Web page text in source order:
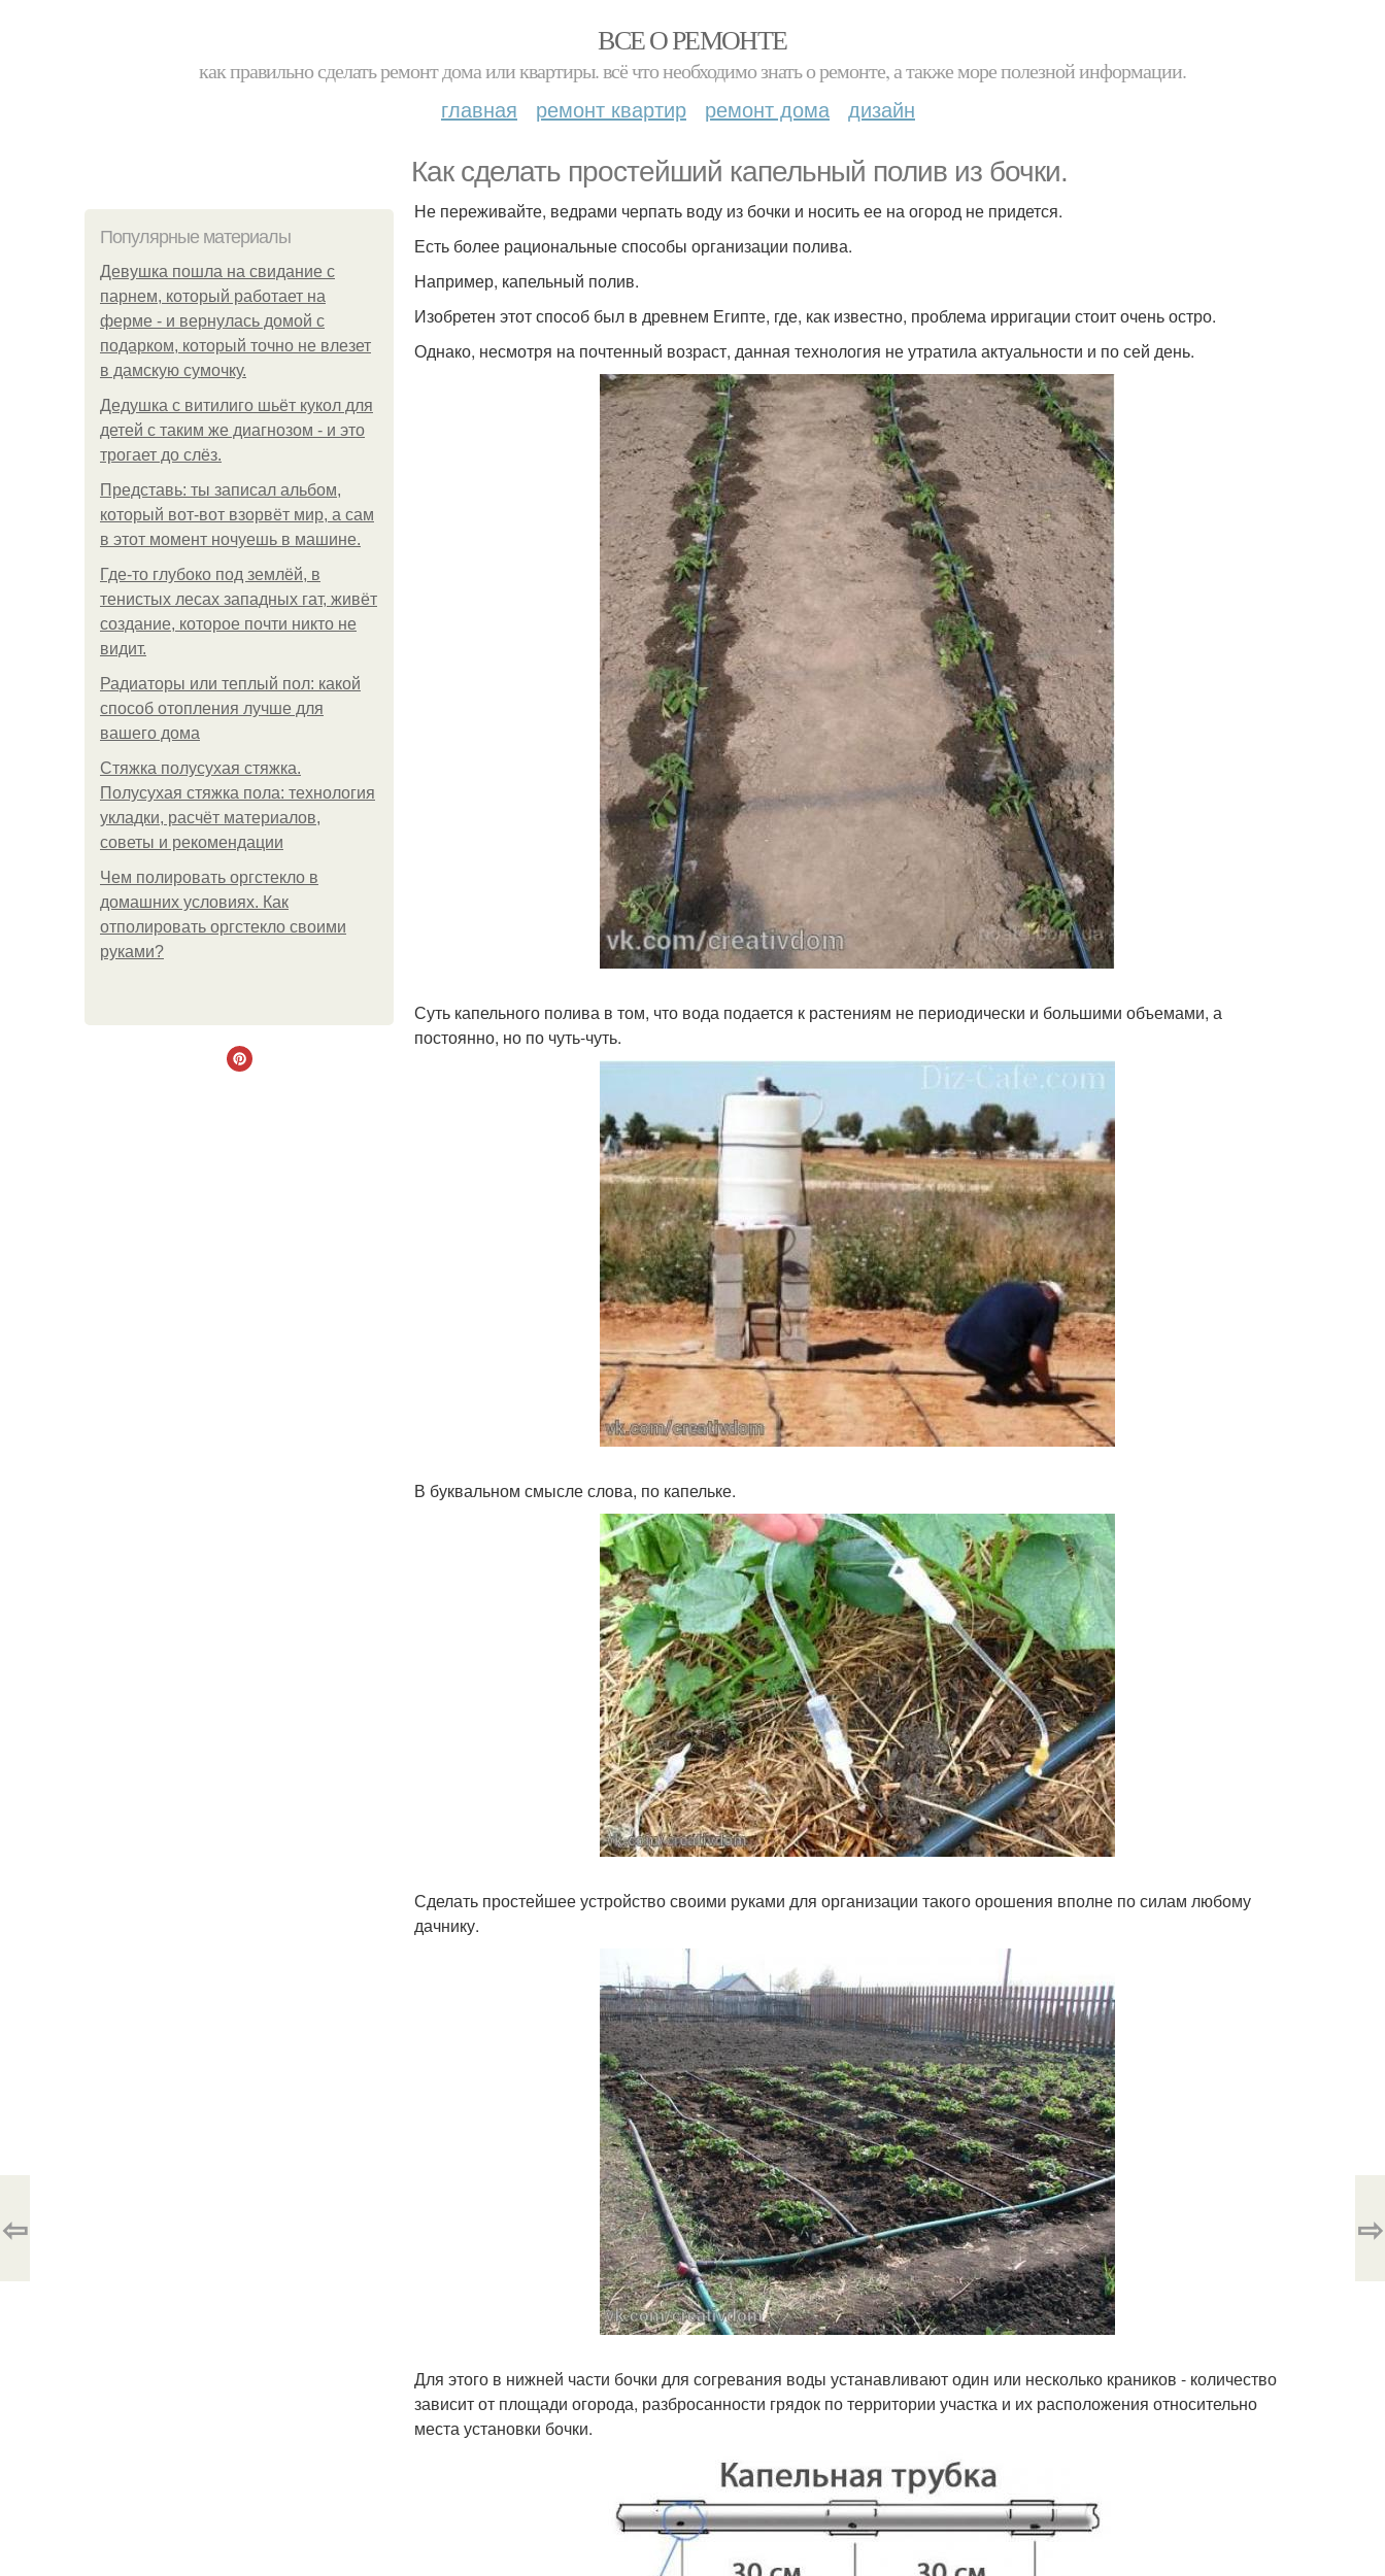
ВСЕ О РЕМОНТЕ
как правильно сделать ремонт дома или квартиры. всё что необходимо знать о ремонте, а также море полезной информации.
главная ремонт квартир ремонт дома дизайн
Как сделать простейший капельный полив из бочки.
Популярные материалы
Девушка пошла на свидание с
парнем, который работает на
ферме - и вернулась домой с
подарком, который точно не влезет
в дамскую сумочку.
Дедушка с витилиго шьёт кукол для
детей с таким же диагнозом - и это
трогает до слёз.
Представь: ты записал альбом,
который вот-вот взорвёт мир, а сам
в этот момент ночуешь в машине.
Где-то глубоко под землёй, в
тенистых лесах западных гат, живёт
создание, которое почти никто не
видит.
Радиаторы или теплый пол: какой
способ отопления лучше для
вашего дома
Стяжка полусухая стяжка.
Полусухая стяжка пола: технология
укладки, расчёт материалов,
советы и рекомендации
Чем полировать оргстекло в
домашних условиях. Как
отполировать оргстекло своими
руками?
Не переживайте, ведрами черпать воду из бочки и носить ее на огород не придется.
Есть более рациональные способы организации полива.
Например, капельный полив.
Изобретен этот способ был в древнем Египте, где, как известно, проблема ирригации стоит очень остро.
Однако, несмотря на почтенный возраст, данная технология не утратила актуальности и по сей день.
Суть капельного полива в том, что вода подается к растениям не периодически и большими объемами, а
постоянно, но по чуть-чуть.
В буквальном смысле слова, по капельке.
Сделать простейшее устройство своими руками для организации такого орошения вполне по силам любому
дачнику.
Для этого в нижней части бочки для согревания воды устанавливают один или несколько краников - количество
зависит от площади огорода, разбросанности грядок по территории участка и их расположения относительно
места установки бочки.
⇦ ⇨